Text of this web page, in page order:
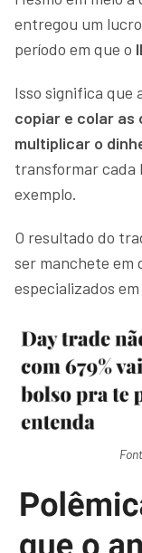
entregou um
período em que o
Isso significa que
copiar e colar as
multiplicar o
transformar cada
exemplo.
O resultado do
ser manchete em
especializados